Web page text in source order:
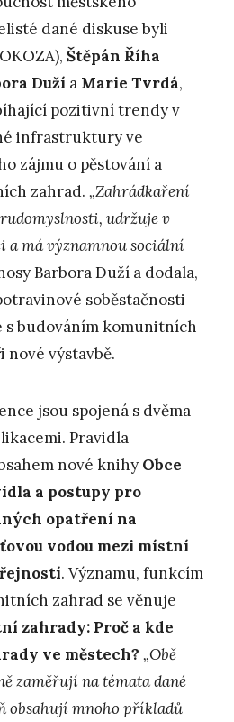
dané diskuse byli
Štěpán Říha
Duží a Marie Tvrdá,
pozitivní trendy v
infrastruktury ve
zájmu o pěstování a
zahrad. „Zahrádkaření
udržuje v
a má významnou sociální
Barbora Duží a dodala,
soběstačnosti
s budováním komunitních
nové výstavbě.
jsou spojená s dvěma
Pravidla
nové knihy Obce
a postupy pro
opatření na
vodou mezi místní
. Významu, funkcím
zahrad se věnuje
zahrady: Proč a kde
ve městech? „Obě
zaměřují na témata dané
obsahují mnoho příkladů